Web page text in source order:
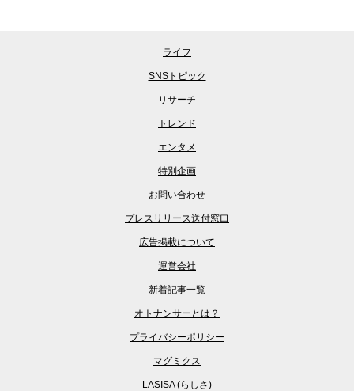
ライフ
SNSトピック
リサーチ
トレンド
エンタメ
特別企画
お問い合わせ
プレスリリース送付窓口
広告掲載について
運営会社
新着記事一覧
オトナンサーとは？
プライバシーポリシー
マグミクス
LASISA (らしさ)